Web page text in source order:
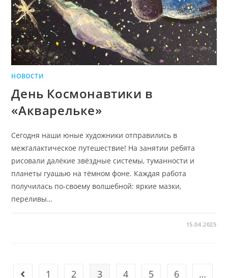
НОВОСТИ
День Космонавтики в
«Акварельке»
Сегодня наши юные художники отправились в
межгалактическое путешествие! На занятии ребята
рисовали далёкие звёздные системы, туманности и
планеты гуашью на тёмном фоне. ️Каждая работа
получилась по-своему волшебной: яркие мазки,
переливы…
15.04.2025
Go to the previous page
1 2 3 4 5 6 …